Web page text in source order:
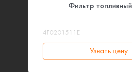
Фильтр
4F0201511E
Узнать цену